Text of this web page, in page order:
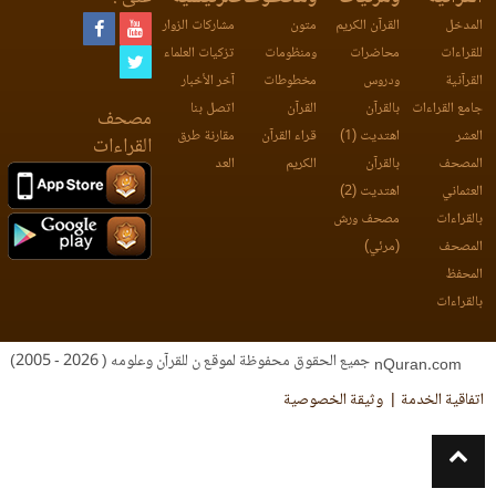
المدخل
للقراءات
القرآنية
جامع القراءات
العشر
المصحف
العثماني
بالقراءات
المصحف
المحفظ
بالقراءات
القرآن الكريم
محاضرات
ودروس
بالقرآن
اهتديت (1)
بالقرآن
اهتديت (2)
مصحف ورش
(مرئي)
متون
ومنظومات
مخطوطات
القرآن
قراء القرآن
الكريم
مشاركات الزوار
تزكيات العلماء
آخر الأخبار
اتصل بنا
مقارنة طرق
العد
مصحف
القراءات
جميع الحقوق محفوظة لموقع ن للقرآن وعلومه ( 2026 - 2005)
اتفاقية الخدمة
وثيقة الخصوصية